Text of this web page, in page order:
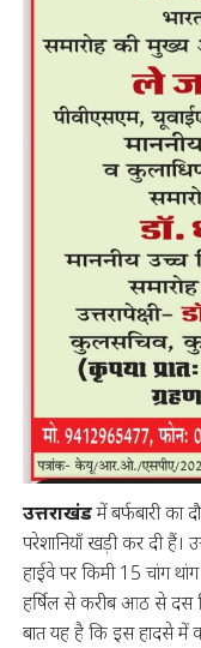
उत्तराखंडमें बर्फबारी का
परेशानियाँ खड़ी कर दी हैं।
हाईवे पर किमी 15 चांग
हर्षिल से करीब आठ से दस
बात यह है कि इस हादसे में